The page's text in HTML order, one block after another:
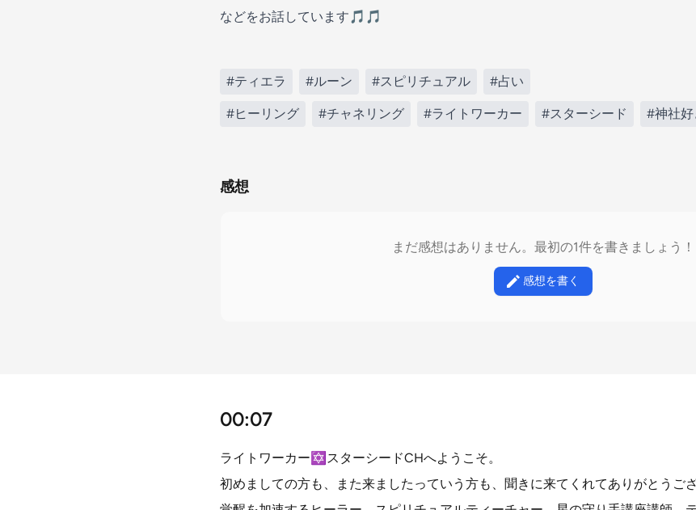
などをお話しています🎵🎵
#ティエラ #ルーン #スピリチュアル #占い
#ヒーリング #チャネリング #ライトワーカー #スターシード #神社好
感想
まだ感想はありません。最初の1件を書きましょう！
感想を書く
00:07
ライトワーカー✡️スターシードCHへようこそ。
初めましての方も、また来ましたっていう方も、聞きに来てくれてありがとうござ